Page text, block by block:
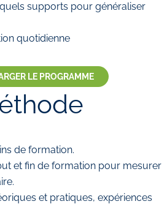
supports pour généraliser
quotidienne
LE PROGRAMME
de formation.
et fin de formation pour mesurer
et pratiques, expériences